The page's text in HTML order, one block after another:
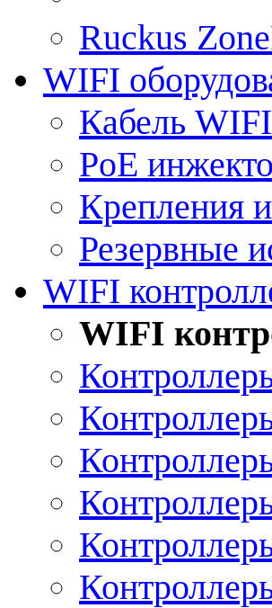
Ruckus
WIFI
Кабель
PoE
Крепления
Резервные
WIFI
WIFI